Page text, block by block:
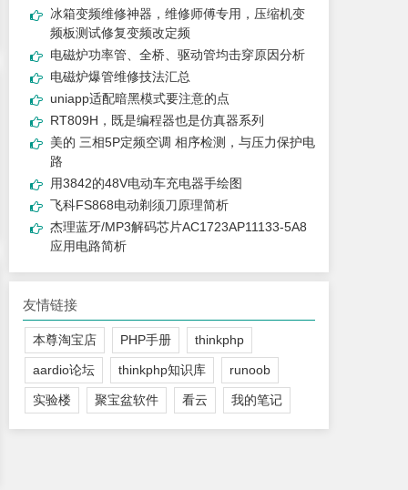
冰箱变频维修神器，维修师傅专用，压缩机变
频板测试修复变频改定频
电磁炉功率管、全桥、驱动管均击穿原因分析
电磁炉爆管维修技法汇总
uniapp适配暗黑模式要注意的点
RT809H，既是编程器也是仿真器系列
美的 三相5P定频空调 相序检测，与压力保护电
路
用3842的48V电动车充电器手绘图
飞科FS868电动剃须刀原理简析
杰理蓝牙/MP3解码芯片AC1723AP11133-5A8
应用电路简析
友情链接
本尊淘宝店 PHP手册 thinkphp
aardio论坛 thinkphp知识库 runoob
实验楼 聚宝盆软件 看云 我的笔记